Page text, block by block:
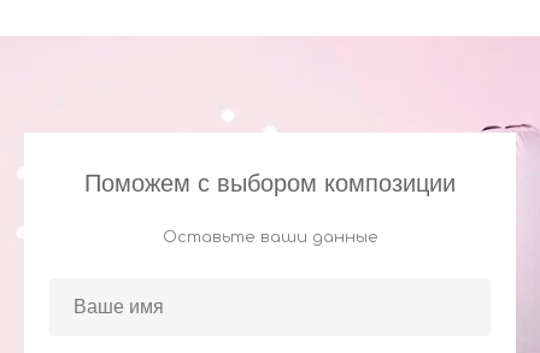
Поможем с выбором композиции
Оставьте ваши данные